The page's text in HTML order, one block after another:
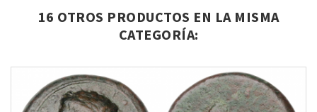
16 OTROS PRODUCTOS EN LA MISMA
CATEGORÍA: